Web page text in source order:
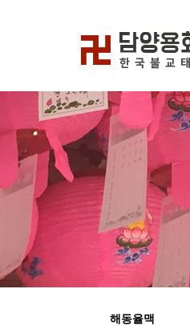
해동율맥